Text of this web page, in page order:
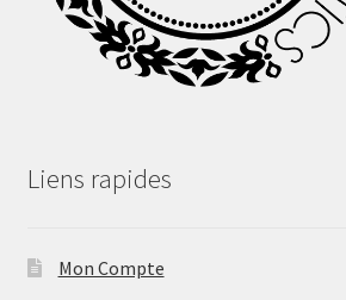
Liens rapides
Mon Compte